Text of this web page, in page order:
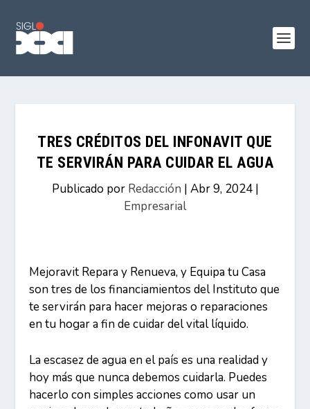
TRES CRÉDITOS DEL INFONAVIT QUE
TE SERVIRÁN PARA CUIDAR EL AGUA
Publicado por Redacción | Abr 9, 2024|
Empresarial
Mejoravit Repara y Renueva, y Equipa tu Casa
son tres de los financiamientos del Instituto que
te servirán para hacer mejoras o reparaciones
en tu hogar a fin de cuidar del vital líquido.
La escasez de agua en el país es una realidad y
hoy más que nunca debemos cuidarla. Puedes
hacerlo con simples acciones como usar un